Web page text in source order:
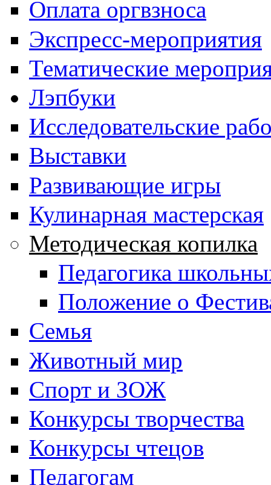
Оплата оргвзноса
Экспресс-мероприятия
Тематические
Лэпбуки
Исследовательские
Выставки
Развивающие игры
Кулинарная мастерская
Методическая копилка
Педагогика
Положение о
Семья
Животный мир
Спорт и ЗОЖ
Конкурсы творчества
Конкурсы чтецов
Педагогам